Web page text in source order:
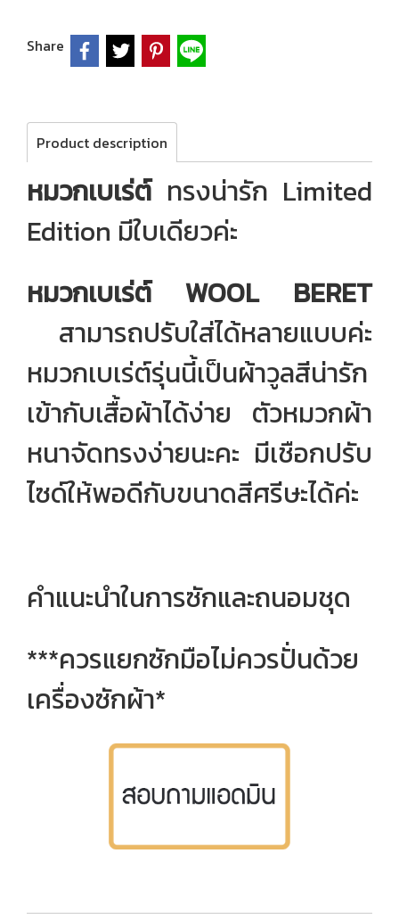
Share
Product description
หมวกเบเร่ต์ทรงน่ารัก Limited
Edition มีใบเดียวค่ะ
หมวกเบเร่ต์ WOOL BERET
สามารถปรับใส่ได้หลายแบบค่ะ
หมวกเบเร่ต์รุ่นนี้เป็นผ้าวูลสีน่ารัก
เข้ากับเสื้อผ้าได้ง่าย ตัวหมวกผ้า
หนาจัดทรงง่ายนะคะ มีเชือกปรับ
ไซด์ให้พอดีกับขนาดสีศรีษะได้ค่ะ
คำแนะนำในการซักและถนอมชุด
***ควรแยกซักมือไม่ควรปั่นด้วย
เครื่องซักผ้า*